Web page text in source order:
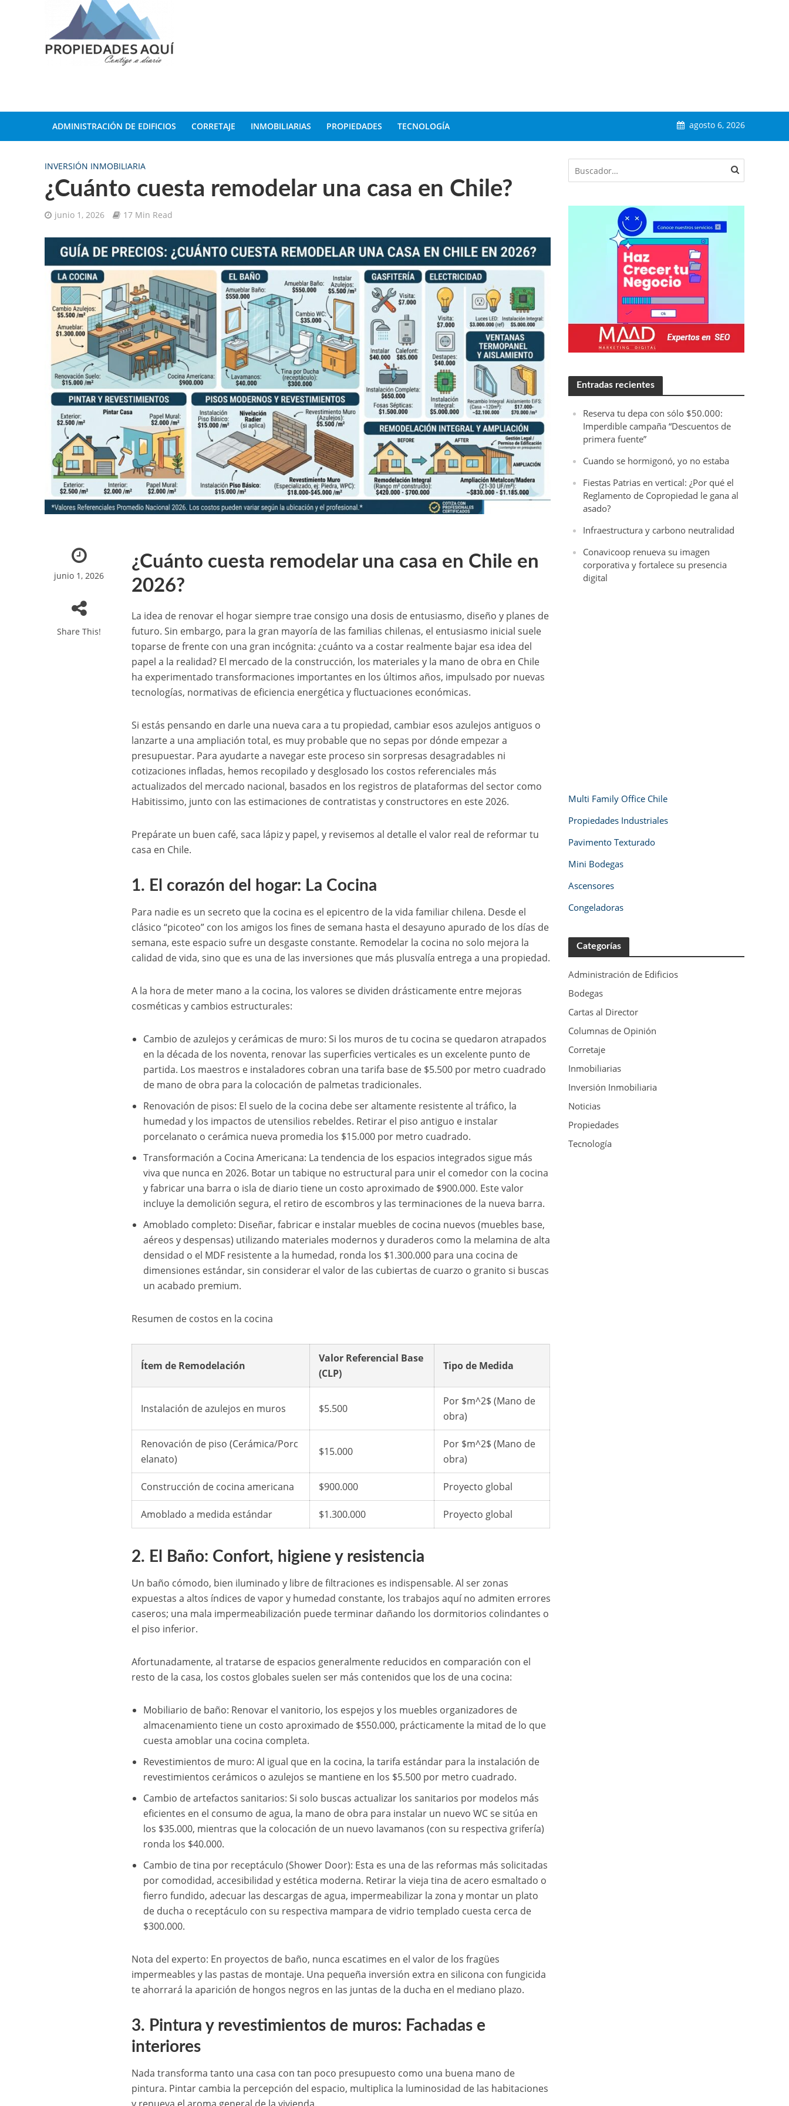
ADMINISTRACIÓN DE EDIFICIOS CORRETAJE INMOBILIARIAS PROPIEDADES TECNOLOGÍA agosto 6, 2026
INVERSIÓN INMOBILIARIA
¿Cuánto cuesta remodelar una casa en Chile?
junio 1, 2026 17 Min Read
junio 1, 2026
Share This!
¿Cuánto cuesta remodelar una casa en Chile en
2026?
La idea de renovar el hogar siempre trae consigo una dosis de entusiasmo, diseño y planes de
futuro. Sin embargo, para la gran mayoría de las familias chilenas, el entusiasmo inicial suele
toparse de frente con una gran incógnita: ¿cuánto va a costar realmente bajar esa idea del
papel a la realidad? El mercado de la construcción, los materiales y la mano de obra en Chile
ha experimentado transformaciones importantes en los últimos años, impulsado por nuevas
tecnologías, normativas de eficiencia energética y fluctuaciones económicas.
Si estás pensando en darle una nueva cara a tu propiedad, cambiar esos azulejos antiguos o
lanzarte a una ampliación total, es muy probable que no sepas por dónde empezar a
presupuestar. Para ayudarte a navegar este proceso sin sorpresas desagradables ni
cotizaciones infladas, hemos recopilado y desglosado los costos referenciales más
actualizados del mercado nacional, basados en los registros de plataformas del sector como
Habitissimo, junto con las estimaciones de contratistas y constructores en este 2026.
Prepárate un buen café, saca lápiz y papel, y revisemos al detalle el valor real de reformar tu
casa en Chile.
1. El corazón del hogar: La Cocina
Para nadie es un secreto que la cocina es el epicentro de la vida familiar chilena. Desde el
clásico “picoteo” con los amigos los fines de semana hasta el desayuno apurado de los días de
semana, este espacio sufre un desgaste constante. Remodelar la cocina no solo mejora la
calidad de vida, sino que es una de las inversiones que más plusvalía entrega a una propiedad.
A la hora de meter mano a la cocina, los valores se dividen drásticamente entre mejoras
cosméticas y cambios estructurales:
Cambio de azulejos y cerámicas de muro: Si los muros de tu cocina se quedaron atrapados
en la década de los noventa, renovar las superficies verticales es un excelente punto de
partida. Los maestros e instaladores cobran una tarifa base de $5.500 por metro cuadrado
de mano de obra para la colocación de palmetas tradicionales.
Renovación de pisos: El suelo de la cocina debe ser altamente resistente al tráfico, la
humedad y los impactos de utensilios rebeldes. Retirar el piso antiguo e instalar
porcelanato o cerámica nueva promedia los $15.000 por metro cuadrado.
Transformación a Cocina Americana: La tendencia de los espacios integrados sigue más
viva que nunca en 2026. Botar un tabique no estructural para unir el comedor con la cocina
y fabricar una barra o isla de diario tiene un costo aproximado de $900.000. Este valor
incluye la demolición segura, el retiro de escombros y las terminaciones de la nueva barra.
Amoblado completo: Diseñar, fabricar e instalar muebles de cocina nuevos (muebles base,
aéreos y despensas) utilizando materiales modernos y duraderos como la melamina de alta
densidad o el MDF resistente a la humedad, ronda los $1.300.000 para una cocina de
dimensiones estándar, sin considerar el valor de las cubiertas de cuarzo o granito si buscas
un acabado premium.
Resumen de costos en la cocina
Ítem de Remodelación
Valor Referencial Base
(CLP)
Tipo de Medida
Instalación de azulejos en muros $5.500
Por $m^2$ (Mano de
obra)
Renovación de piso (Cerámica/Porc
elanato)
$15.000
Por $m^2$ (Mano de
obra)
Construcción de cocina americana $900.000 Proyecto global
Amoblado a medida estándar $1.300.000 Proyecto global
2. El Baño: Confort, higiene y resistencia
Un baño cómodo, bien iluminado y libre de filtraciones es indispensable. Al ser zonas
expuestas a altos índices de vapor y humedad constante, los trabajos aquí no admiten errores
caseros; una mala impermeabilización puede terminar dañando los dormitorios colindantes o
el piso inferior.
Afortunadamente, al tratarse de espacios generalmente reducidos en comparación con el
resto de la casa, los costos globales suelen ser más contenidos que los de una cocina:
Mobiliario de baño: Renovar el vanitorio, los espejos y los muebles organizadores de
almacenamiento tiene un costo aproximado de $550.000, prácticamente la mitad de lo que
cuesta amoblar una cocina completa.
Revestimientos de muro: Al igual que en la cocina, la tarifa estándar para la instalación de
revestimientos cerámicos o azulejos se mantiene en los $5.500 por metro cuadrado.
Cambio de artefactos sanitarios: Si solo buscas actualizar los sanitarios por modelos más
eficientes en el consumo de agua, la mano de obra para instalar un nuevo WC se sitúa en
los $35.000, mientras que la colocación de un nuevo lavamanos (con su respectiva grifería)
ronda los $40.000.
Cambio de tina por receptáculo (Shower Door): Esta es una de las reformas más solicitadas
por comodidad, accesibilidad y estética moderna. Retirar la vieja tina de acero esmaltado o
fierro fundido, adecuar las descargas de agua, impermeabilizar la zona y montar un plato
de ducha o receptáculo con su respectiva mampara de vidrio templado cuesta cerca de
$300.000.
Nota del experto: En proyectos de baño, nunca escatimes en el valor de los fragües
impermeables y las pastas de montaje. Una pequeña inversión extra en silicona con fungicida
te ahorrará la aparición de hongos negros en las juntas de la ducha en el mediano plazo.
3. Pintura y revestimientos de muros: Fachadas e
interiores
Nada transforma tanto una casa con tan poco presupuesto como una buena mano de
pintura. Pintar cambia la percepción del espacio, multiplica la luminosidad de las habitaciones
y renueva el aroma general de la vivienda.
Entradas recientes
Reserva tu depa con sólo $50.000:
Imperdible campaña “Descuentos de
primera fuente”
Cuando se hormigonó, yo no estaba
Fiestas Patrias en vertical: ¿Por qué el
Reglamento de Copropiedad le gana al
asado?
Infraestructura y carbono neutralidad
Conavicoop renueva su imagen
corporativa y fortalece su presencia
digital
Multi Family Office Chile
Propiedades Industriales
Pavimento Texturado
Mini Bodegas
Ascensores
Congeladoras
Categorías
Administración de Edificios
Bodegas
Cartas al Director
Columnas de Opinión
Corretaje
Inmobiliarias
Inversión Inmobiliaria
Noticias
Propiedades
Tecnología